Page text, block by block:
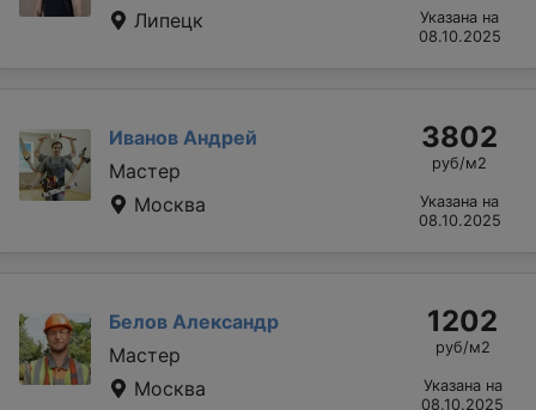
Липецк
Указана на
08.10.2025
Иванов Андрей
Мастер
Москва
3802
руб/м2
Указана на
08.10.2025
Белов Александр
Мастер
Москва
1202
руб/м2
Указана на
08.10.2025